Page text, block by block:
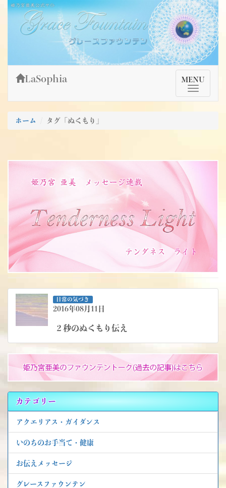
Skip
content
姫乃宮亜美公式サイト～Grace Fountain～
グレースファウンテン
TMenu
MENU
LaSophia
ホーム タグ「ぬくもり」
日常の気づき
2016年08月11日
２秒のぬくもり伝え
カテゴリー
アクエリアス・ガイダンス
いのちのお手当て・健康
お伝えメッセージ
グレースファウンテン